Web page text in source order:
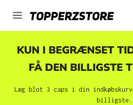
KUN I BEGRÆNSET
FÅ DEN BILLIGSTE
Læg blot 3 caps i din indkøbskurv
billigste.